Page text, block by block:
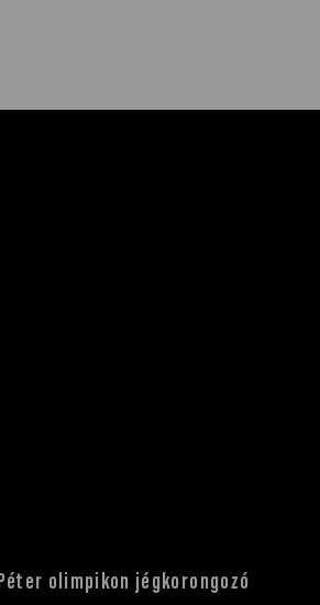
olimpikon jégkorongozó